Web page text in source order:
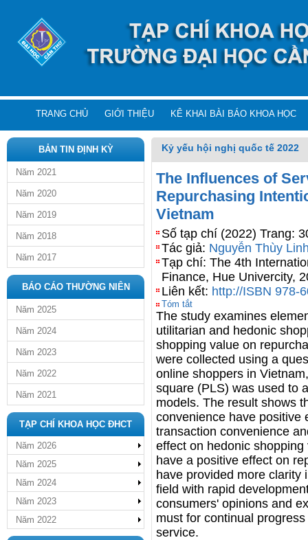
TRANG CHỦ GIỚI THIỆU KÊ KHAI BÀI BÁO KHOA HỌC
BẢN TIN ĐỊNH KỲ
Năm 2021
Năm 2020
Năm 2019
Năm 2018
Năm 2017
BÁO CÁO THƯỜNG NIÊN
Năm 2025
Năm 2024
Năm 2023
Năm 2022
Năm 2021
TẠP CHÍ KHOA HỌC ĐHCT
Năm 2026
Năm 2025
Năm 2024
Năm 2023
Năm 2022
Kỷ yếu hội nghị quốc tế 2022
The Influences of
Repurchasing
Vietnam
Số tạp chí (2022) Trang:
Tác giả: Nguyễn Thùy
Tạp chí: The 4th
Finance, Hue Univercity,
Liên kết: http://ISBN 978-
Tóm tắt
The study examines
utilitarian and hedonic
shopping value on
were collected using a
online shoppers in
square (PLS) was used to
models. The result shows
convenience have positive
transaction convenience
effect on hedonic
have a positive effect on
have provided more clarity
field with rapid
consumers' opinions and
must for continual
service.